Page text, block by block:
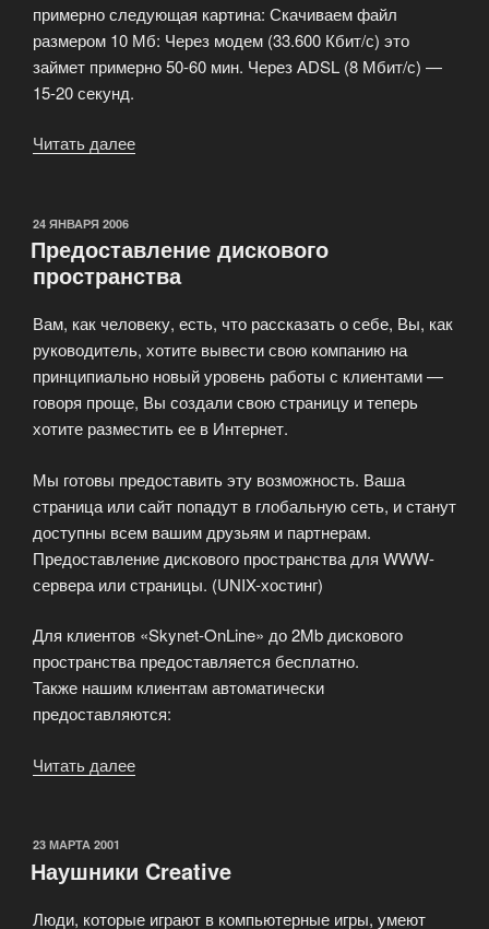
примерно следующая картина: Скачиваем файл
размером 10 Мб: Через модем (33.600 Кбит/с) это
займет примерно 50-60 мин. Через АDSL (8 Мбит/с) —
15-20 секунд.
Читать далее
Internet
(по
ADSL)»
ОПУБЛИКОВАНО
24 ЯНВАРЯ 2006
Предоставление дискового
пространства
Вам, как человеку, есть, что рассказать о себе, Вы, как
руководитель, хотите вывести свою компанию на
принципиально новый уровень работы с клиентами —
говоря проще, Вы создали свою страницу и теперь
хотите разместить ее в Интернет.
Мы готовы предоставить эту возможность. Ваша
страница или сайт попадут в глобальную сеть, и станут
доступны всем вашим друзьям и партнерам.
Предоставление дискового пространства для WWW-
сервера или страницы. (UNIX-хостинг)
Для клиентов «Skynet-OnLine» до 2Mb дискового
пространства предоставляется бесплатно.
Также нашим клиентам автоматически
предоставляются:
Читать далее
ОПУБЛИКОВАНО
23 МАРТА 2001
Наушники Creative
Люди, которые играют в компьютерные игры, умеют